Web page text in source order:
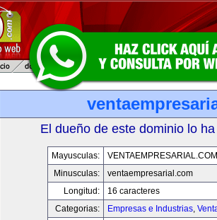
El dueño de este dominio lo
Mayusculas:
VENTAEMPRESARIAL.COM
Minusculas:
ventaempresarial.com
Longitud:
16 caracteres
Categorias:
Empresas e Industrias,